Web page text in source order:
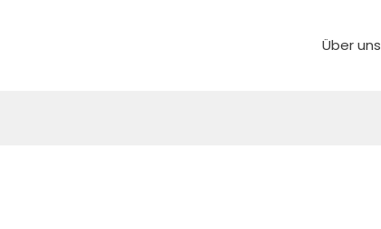
Über uns